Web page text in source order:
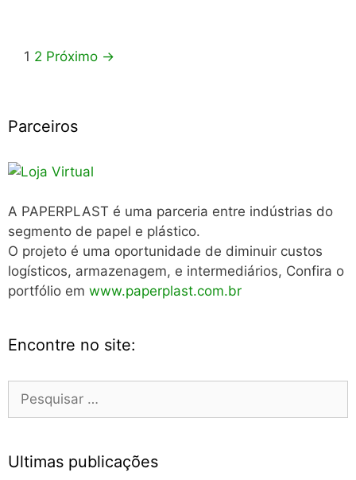
Navegação
1 2 Próximo →
Parceiros
A PAPERPLAST é uma parceria entre indústrias do
segmento de papel e plástico.
O projeto é uma oportunidade de diminuir custos
logísticos, armazenagem, e intermediários, Confira o
portfólio em www.paperplast.com.br
Encontre no site:
Pesquisar
Ultimas publicações